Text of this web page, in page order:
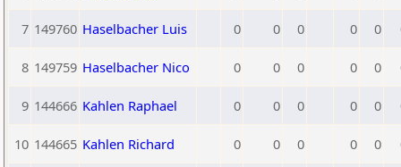
7 149760 Haselbacher Luis 0 0 0 0 0
8 149759 Haselbacher Nico 0 0 0 0 0
9 144666 Kahlen Raphael 0 0 0 0 0
10 144665 Kahlen Richard 0 0 0 0 0